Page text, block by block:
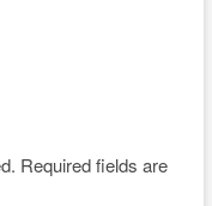
Required fields are